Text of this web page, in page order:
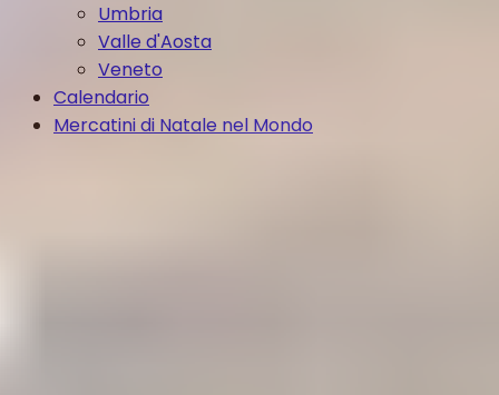
Umbria
Valle d'Aosta
Veneto
Calendario
Mercatini di Natale nel Mondo